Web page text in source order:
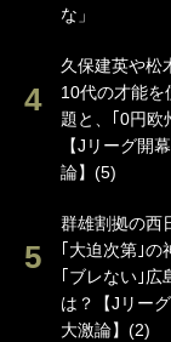
な」
久保建英や松
10代の才能を
題と、｢0円欧
【Jリーグ開
論】(5)
群雄割拠の西
｢大迫次第｣
｢ブレない｣
は？【Jリー
大激論】(2)